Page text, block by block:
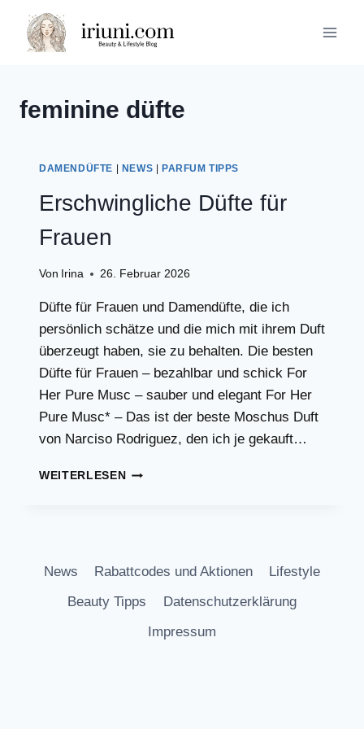
Inhalt
springen
feminine düfte
DAMENDÜFTE NEWS PARFUM TIPPS
Erschwingliche Düfte für
Frauen
Von Irina 26. Februar 2026
Düfte für Frauen und Damendüfte, die ich
persönlich schätze und die mich mit ihrem Duft
überzeugt haben, sie zu behalten. Die besten
Düfte für Frauen – bezahlbar und schick For
Her Pure Musc – sauber und elegant For Her
Pure Musc* – Das ist der beste Moschus Duft
von Narciso Rodriguez, den ich je gekauft…
WEITERLESENERSCHWINGLICHE
News Rabattcodes und Aktionen
Lifestyle
Beauty Tipps
Datenschutzerklärung
Impressum